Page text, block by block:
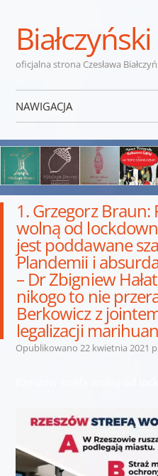
Białczyński
oficjalna strona Czesława
NAWIGACJA
1. Grzegorz Braun:
wolną od
jest poddawane
Plandemii i
– Dr Zbigniew
nikogo to nie
Berkowicz z
legalizacji
Opublikowano 22 kwietnia 2021